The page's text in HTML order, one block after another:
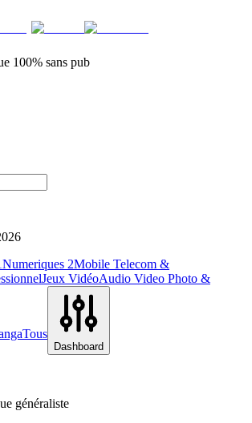
100% sans pub
Numeriques 2Mobile Telecom &
Jeux VidéoAudio Video Photo &
Tous
Dashboard
généraliste